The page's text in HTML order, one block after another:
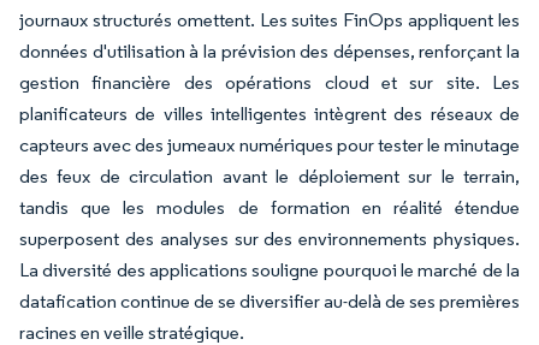
journaux structurés omettent. Les suites FinOps appliquent les
données d'utilisation à la prévision des dépenses, renforçant la
gestion financière des opérations cloud et sur site. Les
planificateurs de villes intelligentes intègrent des réseaux de
capteurs avec des jumeaux numériques pour tester le minutage
des feux de circulation avant le déploiement sur le terrain,
tandis que les modules de formation en réalité étendue
superposent des analyses sur des environnements physiques.
La diversité des applications souligne pourquoi le marché de la
datafication continue de se diversifier au-delà de ses premières
racines en veille stratégique.